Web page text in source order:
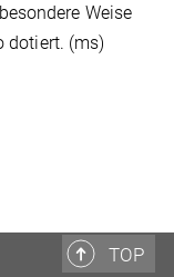
Weise
dotiert. (ms)
TOP